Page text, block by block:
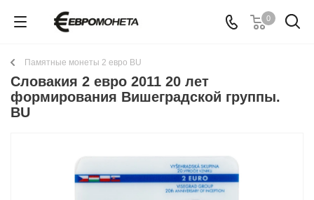
0
Памятные монеты 2 евро BU
Словакия 2 евро 2011 20 лет
формирования Вишеградской группы.
BU